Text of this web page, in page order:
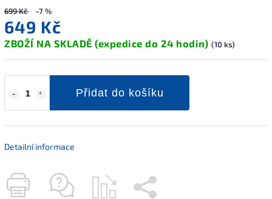
699 Kč –7 %
649 Kč
ZBOŽÍ NA SKLADĚ (expedice do 24 hodin) (10 ks)
Přidat do košíku
Detailní informace